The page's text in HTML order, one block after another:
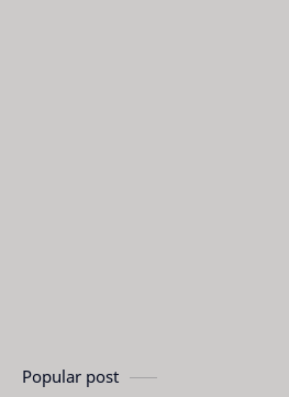
Popular post